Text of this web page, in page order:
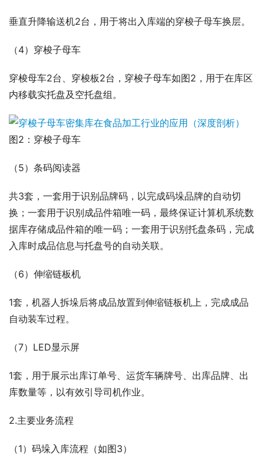
垂直升降输送机2台，用于将出入库端的穿梭子母车换层。
（4）穿梭子母车
穿梭母车2台、穿梭板2台，穿梭子母车如图2，用于在库区
内移载实托盘及空托盘组。
图2：穿梭子母车
（5）条码阅读器
共3套，一套用于识别品牌码，以完成码垛品牌的自动切
换；一套用于识别成品件箱唯一码，最终保证计算机系统数
据库存储成品件箱的唯一码；一套用于识别托盘条码，完成
入库时成品信息与托盘号的自动关联。
（6）伸缩链板机
1套，机器人拆垛后将成品放置到伸缩链板机上，完成成品
自动装车过程。
（7）LED显示屏
1套，用于展示出库订单号、运货车辆牌号、出库品牌、出
库数量等，以有效引导司机作业。
2.主要业务流程
（1）码垛入库流程（如图3）